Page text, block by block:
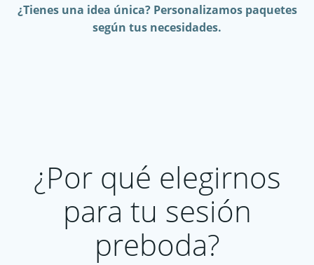
¿Tienes una idea única? Personalizamos paquetes
según tus necesidades.
¿Por qué elegirnos
para tu sesión
preboda?